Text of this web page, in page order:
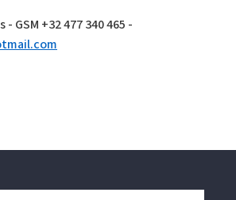
GSM +32 477 340 465 -